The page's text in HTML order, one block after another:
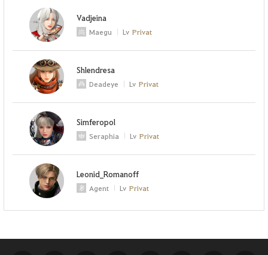
Vadjeina
Maegu Lv Privat
Shlendresa
Deadeye Lv Privat
Simferopol
Seraphia Lv Privat
Leonid_Romanoff
Agent Lv Privat